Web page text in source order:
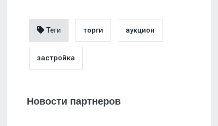
Теги торги аукцион
застройка
Новости партнеров